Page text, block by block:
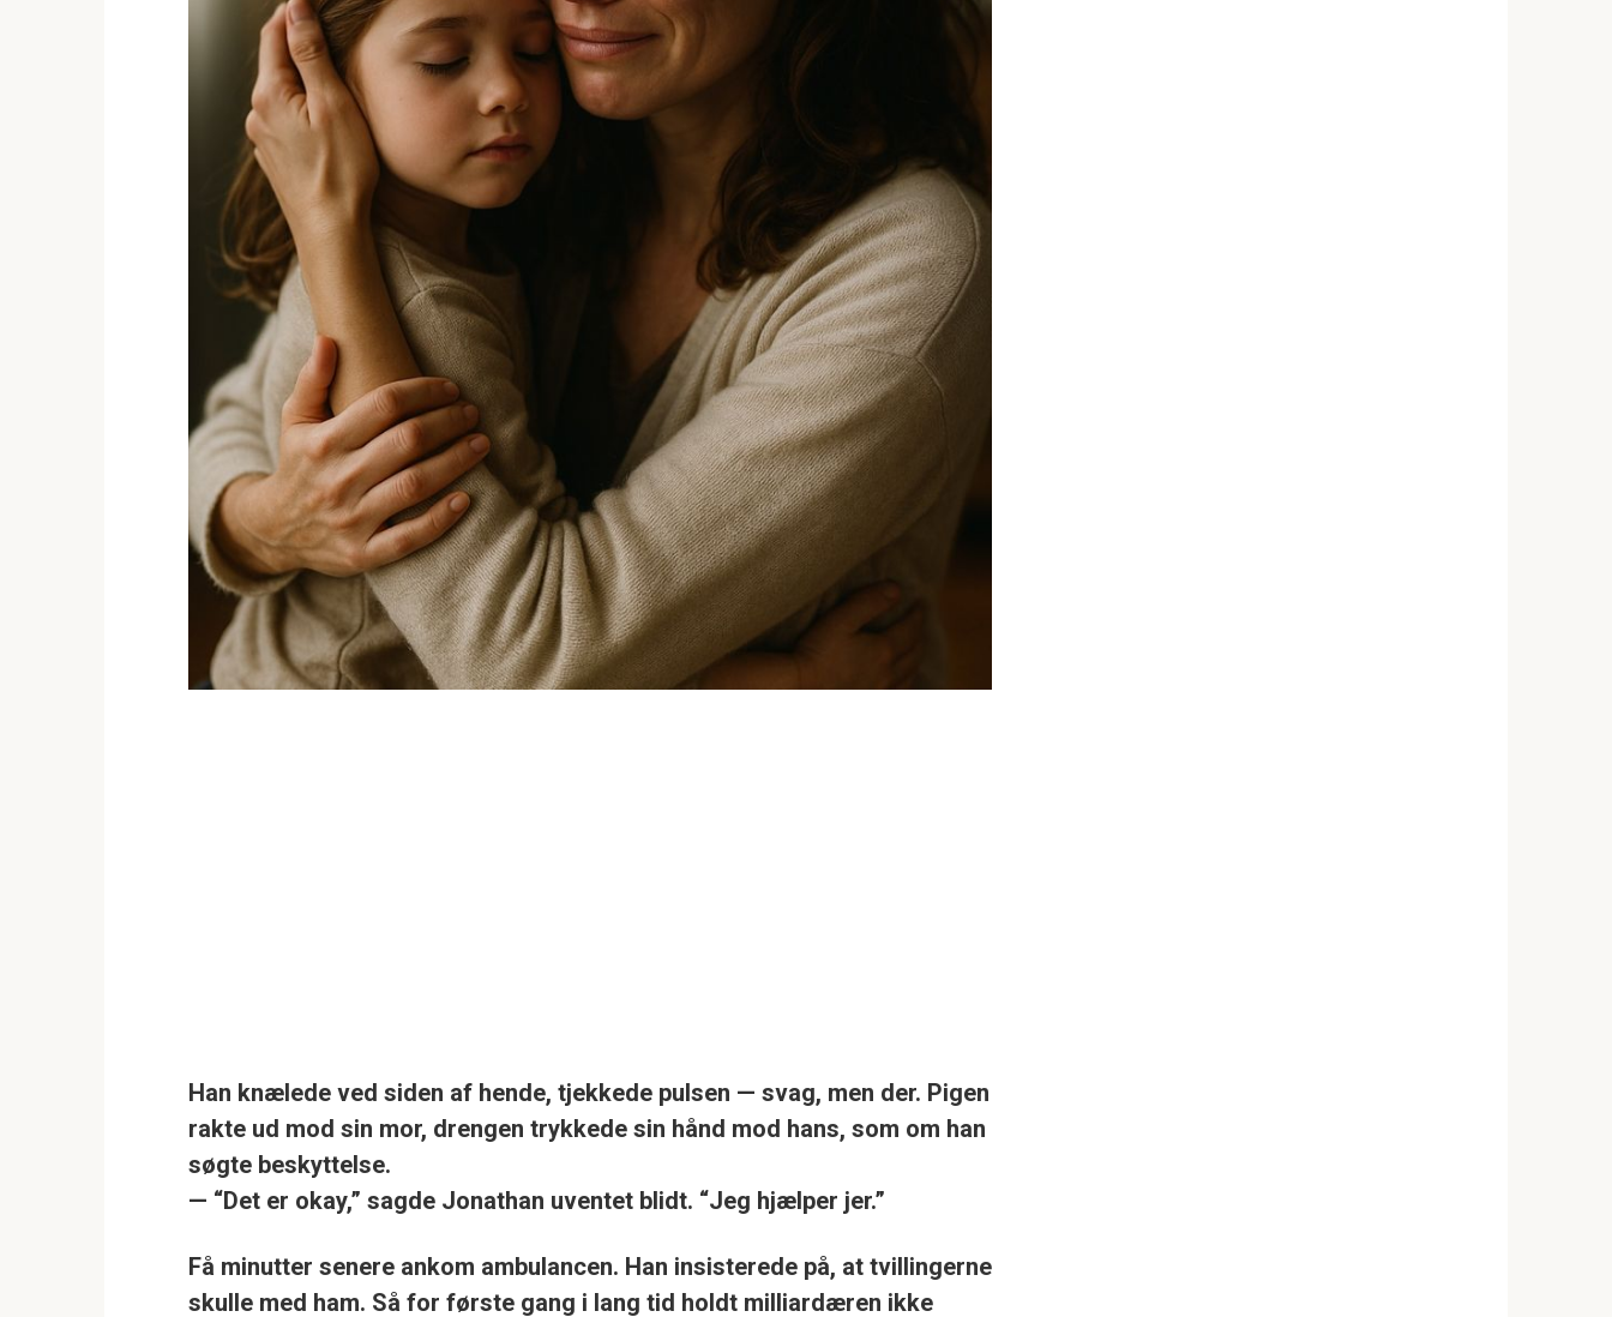
Han knælede ved siden af hende, tjekkede pulsen — svag, men der. Pigen
rakte ud mod sin mor, drengen trykkede sin hånd mod hans, som om han
søgte beskyttelse.
— “Det er okay,” sagde Jonathan uventet blidt. “Jeg hjælper jer.”
Få minutter senere ankom ambulancen. Han insisterede på, at tvillingerne
skulle med ham. Så for første gang i lang tid holdt milliardæren ikke